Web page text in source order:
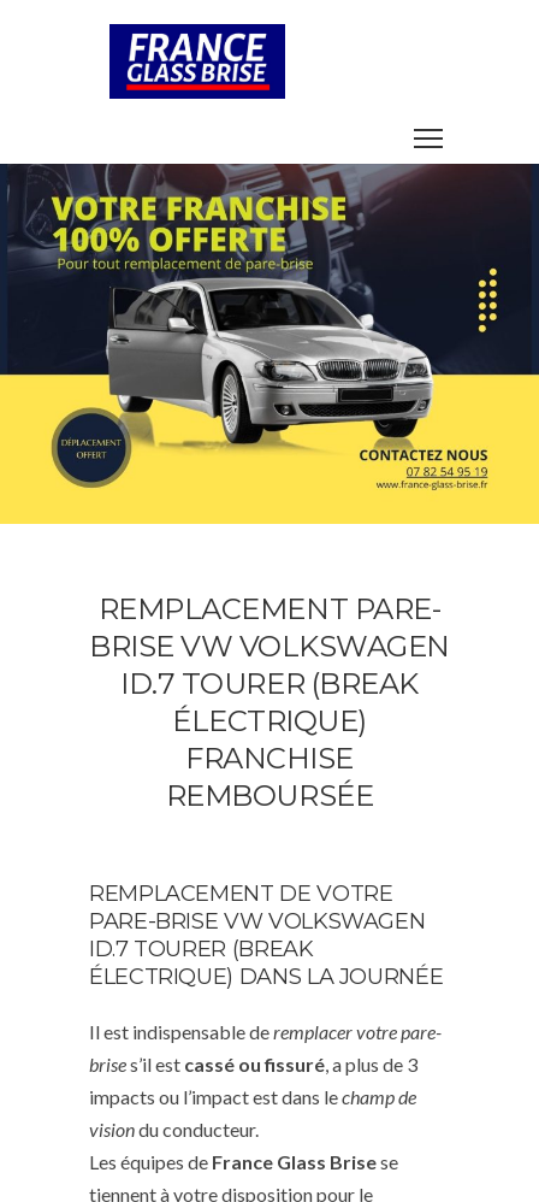
REMPLACEMENT PARE-
BRISE VW VOLKSWAGEN
ID.7 TOURER (BREAK
ÉLECTRIQUE)
FRANCHISE
REMBOURSÉE
REMPLACEMENT DE VOTRE
PARE-BRISE VW VOLKSWAGEN
ID.7 TOURER (BREAK
ÉLECTRIQUE) DANS LA JOURNÉE
Il est indispensable deremplacer votre pare-
brises’il est cassé ou fissuré , a plus de 3
impacts ou l’impact est dans lechamp de
visiondu conducteur.
Les équipes de France Glass Brisese
tiennent à votre disposition pour le